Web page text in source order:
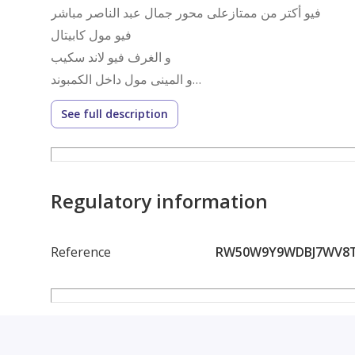
و الغرف فيو لاند سكيب
و المينى مول داخل الكمبوند
مطلوب ٣.٦ مليون
See full description
Regulatory information
Reference